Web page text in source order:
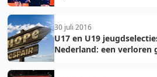
30 juli 2016
U17 en U19
Nederland: een verloren